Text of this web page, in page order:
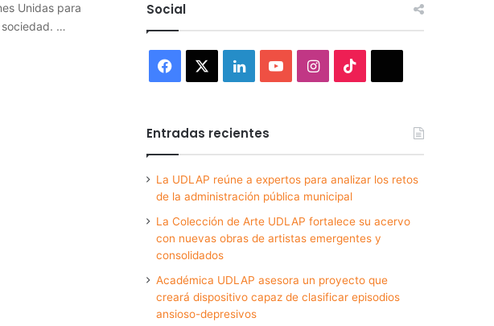
Unidas para
…
Social
Facebook LinkedInYouTubeInstagram
Entradas recientes
La UDLAP reúne a expertos para analizar los retos
de la administración pública municipal
La Colección de Arte UDLAP fortalece su acervo
con nuevas obras de artistas emergentes y
consolidados
Académica UDLAP asesora un proyecto que
creará dispositivo capaz de clasificar episodios
ansioso-depresivos